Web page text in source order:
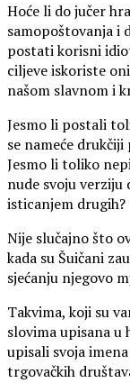
Hoće li do jučer
samopoštovanja i
postati korisni
ciljeve iskoriste
našom slavnom i
Jesmo li postali
se nameće
Jesmo li toliko
nude svoju verziju
isticanjem drugih?
Nije slučajno što
kada su Šuičani
sjećanju njegovo
Takvima, koji su
slovima upisana
upisali svoja
trgovačkih